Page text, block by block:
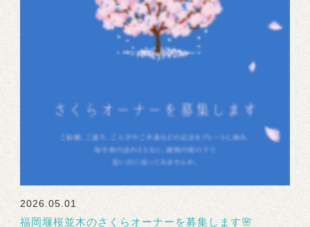
2026.05.01
福岡堰桜並木のさくらオーナーを募集します🌸